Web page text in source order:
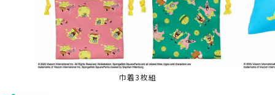
巾着3枚組